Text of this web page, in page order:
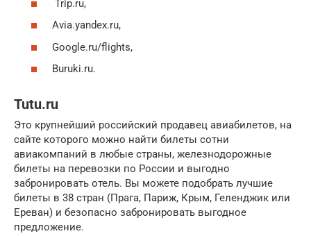
Trip.ru,
Avia.yandex.ru,
Google.ru/flights,
Buruki.ru.
Tutu.ru
Это крупнейший российский продавец авиабилетов, на
сайте которого можно найти билеты сотни
авиакомпаний в любые страны, железнодорожные
билеты на перевозки по России и выгодно
забронировать отель. Вы можете подобрать лучшие
билеты в 38 стран (Прага, Париж, Крым, Геленджик или
Ереван) и безопасно забронировать выгодное
предложение.